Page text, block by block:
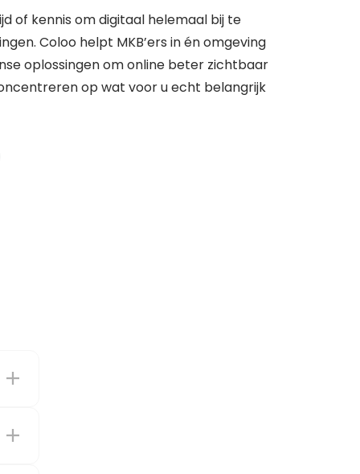
of kennis om digitaal helemaal bij te
Coloo helpt MKB’ers in én omgeving
oplossingen om online beter zichtbaar
op wat voor u echt belangrijk